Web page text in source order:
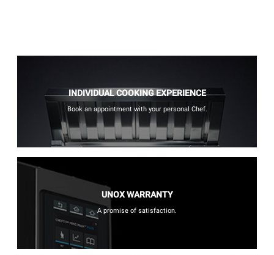
INDIVIDUAL COOKING EXPERIENCE
Book an appointment with your personal Chef.
UNOX WARRANTY
A promise of satisfaction.